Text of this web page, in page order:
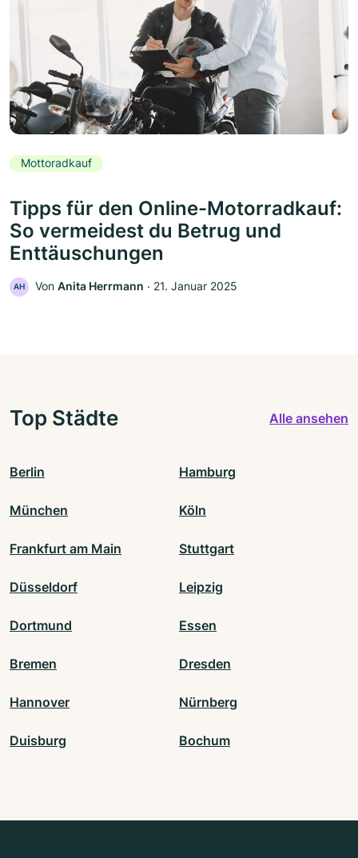
Mottoradkauf
Tipps für den Online-Motorradkauf:
So vermeidest du Betrug und
Enttäuschungen
AH Von Anita Herrmann ‧ 21. Januar 2025
Top Städte Alle ansehen
Berlin Hamburg
München Köln
Frankfurt am Main Stuttgart
Düsseldorf Leipzig
Dortmund Essen
Bremen Dresden
Hannover Nürnberg
Duisburg Bochum